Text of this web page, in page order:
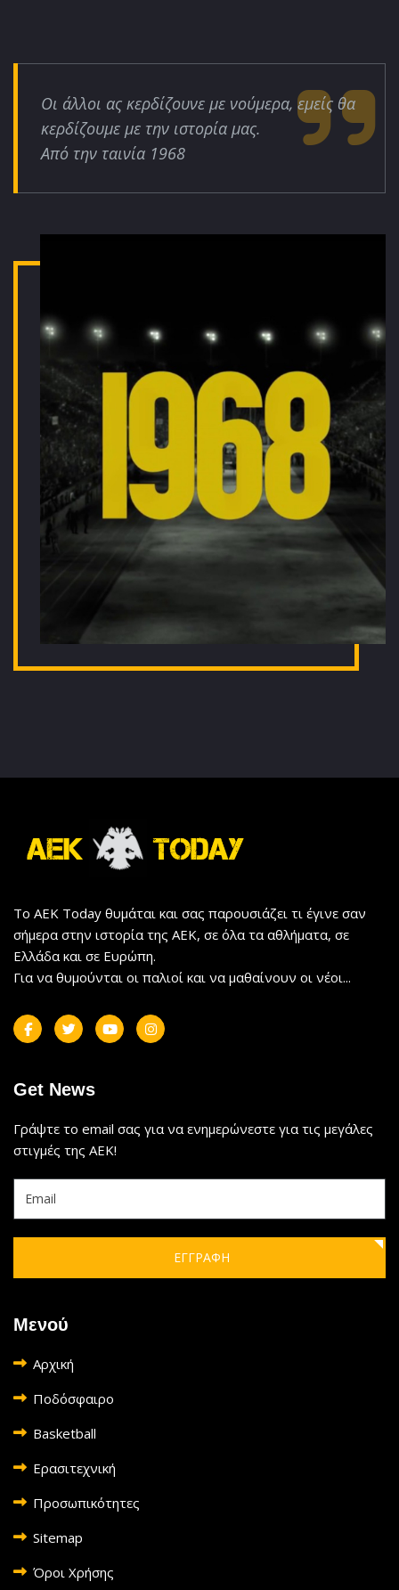
Οι άλλοι ας κερδίζουνε με νούμερα, εμείς θα
κερδίζουμε με την ιστορία μας.
Από την ταινία 1968
Το AEK Today θυμάται και σας παρουσιάζει τι έγινε σαν
σήμερα στην ιστορία της ΑΕΚ, σε όλα τα αθλήματα, σε
Ελλάδα και σε Ευρώπη.
Για να θυμούνται οι παλιοί και να μαθαίνουν οι νέοι...
Get News
Γράψτε το email σας για να ενημερώνεστε για τις μεγάλες
στιγμές της ΑΕΚ!
ΕΓΓΡΑΦΗ
Μενού
Αρχική
Ποδόσφαιρο
Basketball
Ερασιτεχνική
Προσωπικότητες
Sitemap
Όροι Χρήσης